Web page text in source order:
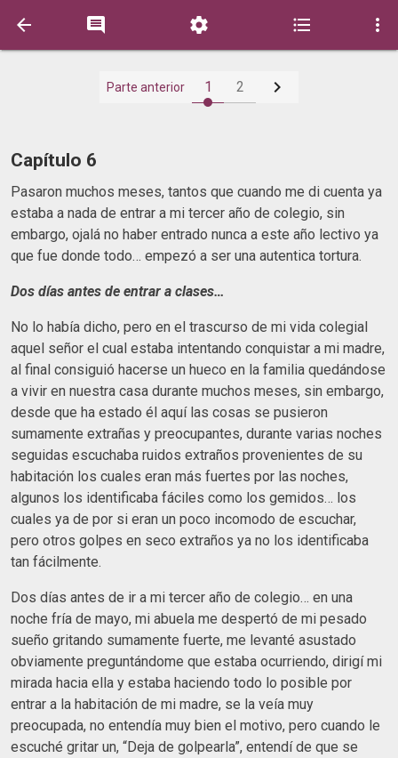
    
Parte anterior 1 2 
Capítulo 6
Pasaron muchos meses, tantos que cuando me di cuenta ya
estaba a nada de entrar a mi tercer año de colegio, sin
embargo, ojalá no haber entrado nunca a este año lectivo ya
que fue donde todo… empezó a ser una autentica tortura.
Dos días antes de entrar a clases…
No lo había dicho, pero en el trascurso de mi vida colegial
aquel señor el cual estaba intentando conquistar a mi madre,
al final consiguió hacerse un hueco en la familia quedándose
a vivir en nuestra casa durante muchos meses, sin embargo,
desde que ha estado él aquí las cosas se pusieron
sumamente extrañas y preocupantes, durante varias noches
seguidas escuchaba ruidos extraños provenientes de su
habitación los cuales eran más fuertes por las noches,
algunos los identificaba fáciles como los gemidos… los
cuales ya de por si eran un poco incomodo de escuchar,
pero otros golpes en seco extraños ya no los identificaba
tan fácilmente.
Dos días antes de ir a mi tercer año de colegio… en una
noche fría de mayo, mi abuela me despertó de mi pesado
sueño gritando sumamente fuerte, me levanté asustado
obviamente preguntándome que estaba ocurriendo, dirigí mi
mirada hacia ella y estaba haciendo todo lo posible por
entrar a la habitación de mi madre, se la veía muy
preocupada, no entendía muy bien el motivo, pero cuando le
escuché gritar un, “Deja de golpearla”, entendí de que se